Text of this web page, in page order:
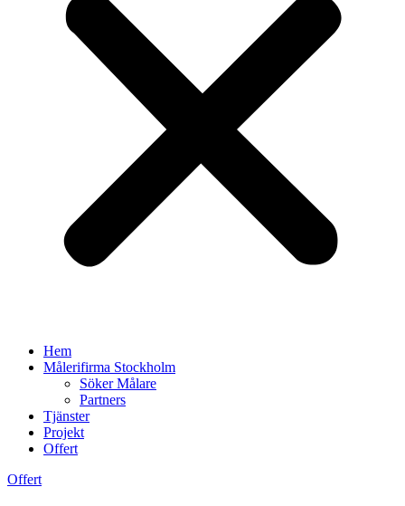
Hem
Målerifirma Stockholm
Söker Målare
Partners
Tjänster
Projekt
Offert
Offert